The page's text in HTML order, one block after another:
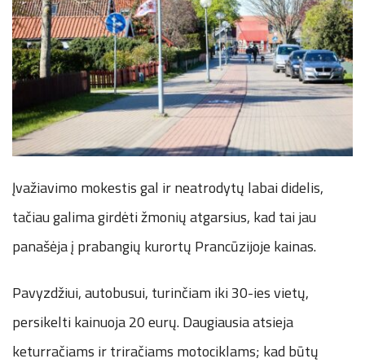
Įvažiavimo mokestis gal ir neatrodytų labai didelis,
tačiau galima girdėti žmonių atgarsius, kad tai jau
panašėja į prabangių kurortų Prancūzijoje kainas.
Pavyzdžiui, autobusui, turinčiam iki 30-ies vietų,
persikelti kainuoja 20 eurų. Daugiausia atsieja
keturračiams ir triračiams motociklams; kad būtų